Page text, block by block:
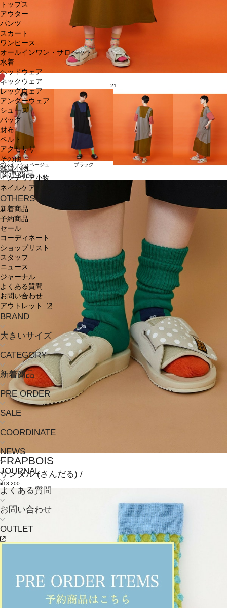
トップス
アウター
パンツ
スカート
ワンピース
オールインワン・サロペット
水着
ヘッドウェア
ネックウェア
レッグウェア
アンダーウェア
シューズ
バッグ
財布
ベルト
アクセサリ
その他
雑貨小物
インテリア小物
ネイルケア
OTHERS
新着商品
予約商品
セール
コーディネート
ショップリスト
スタッフ
ニュース
ジャーナル
よくある質問
お問い合わせ
アウトレット
BRAND
大きいサイズ
CATEGORY
新着商品
PRE ORDER
SALE
COORDINATE
NEWS
JOURNAL
よくある質問
お問い合わせ
OUTLET
21
レイッシュベージュ ブラック
関連商品
FRAPBOIS
サンダル(さんだる) /
¥13,200